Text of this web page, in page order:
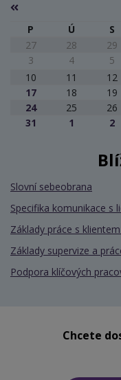
P
Ú S
27
28 29
3
4 5
10
11 12
17
18 19
24
25 26
31
1 2
Slovní sebeobrana
Specifika komunikace s
Základy práce s
Základy supervize a
Podpora klíčových
Chcete